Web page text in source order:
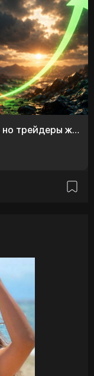
Биткоин опустился ниже $60 000, но трейдеры ждут восстановления рынка